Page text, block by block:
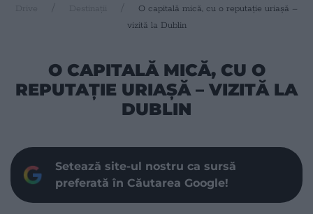
Drive
O capitală mică, cu o reputaţie uriașă –
vizită la Dublin
O CAPITALĂ MICĂ, CU O
REPUTAŢIE URIAȘĂ – VIZITĂ LA
DUBLIN
Setează site-ul nostru ca sursă
preferată în Căutarea Google!